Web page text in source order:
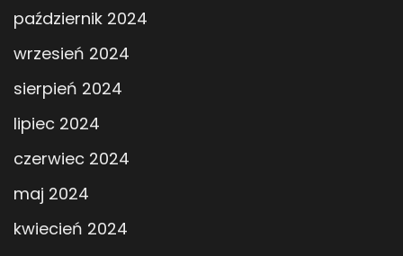
październik 2024
wrzesień 2024
sierpień 2024
lipiec 2024
czerwiec 2024
maj 2024
kwiecień 2024